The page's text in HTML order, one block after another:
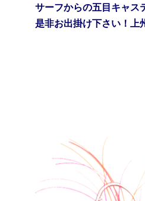
サーフからの五目キャス
是非お出掛け下さい！上